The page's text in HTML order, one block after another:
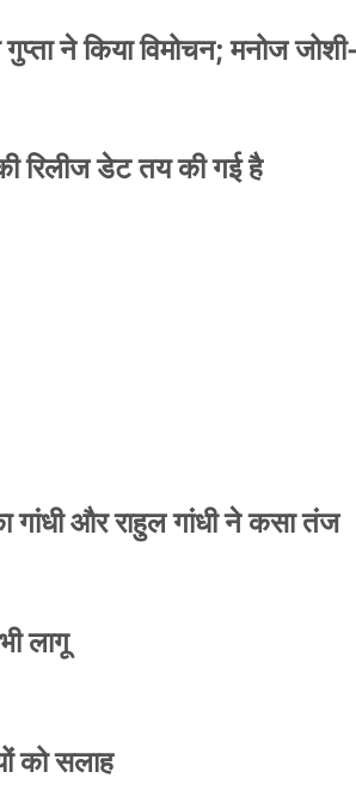
गुप्ता ने किया विमोचन; मनोज
रिलीज डेट तय की गई है
लागू
गांधी और राहुल गांधी ने कसा तंज
लागू
को सलाह